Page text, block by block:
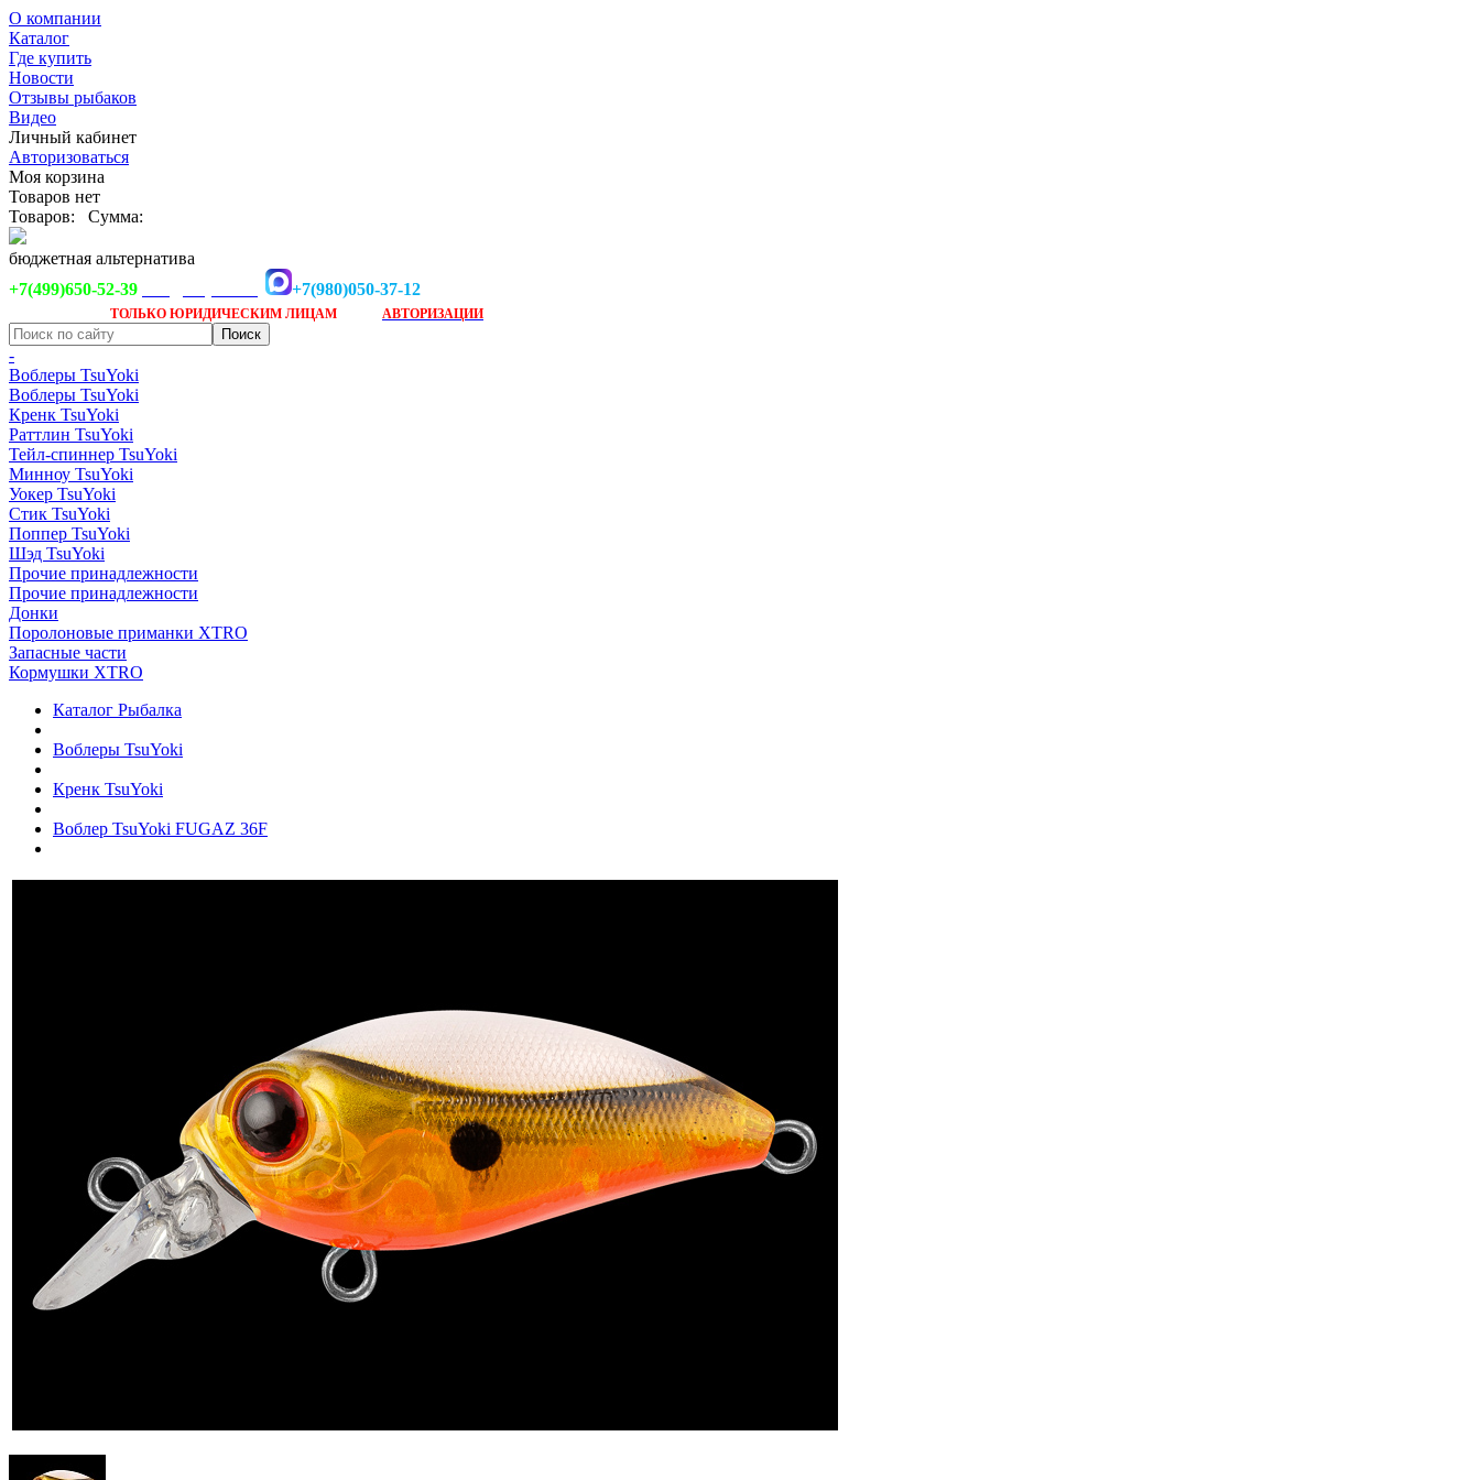
О компании
Каталог
Где купить
Новости
Отзывы рыбаков
Видео
Личный кабинет
Авторизоваться
Моя корзина
Товаров нет
Товаров:
Сумма:
бюджетная альтернатива
+7(499)650-52-39
+7(980)050-37-12
ТОЛЬКО ЮРИДИЧЕСКИМ ЛИЦАМ АВТОРИЗАЦИИ
-
Воблеры TsuYoki
Воблеры TsuYoki
Кренк TsuYoki
Раттлин TsuYoki
Тейл-спиннер TsuYoki
Минноу TsuYoki
Уокер TsuYoki
Стик TsuYoki
Поппер TsuYoki
Шэд TsuYoki
Прочие принадлежности
Прочие принадлежности
Донки
Поролоновые приманки XTRO
Запасные части
Кормушки XTRO
Каталог Рыбалка
Воблеры TsuYoki
Кренк TsuYoki
Воблер TsuYoki FUGAZ 36F